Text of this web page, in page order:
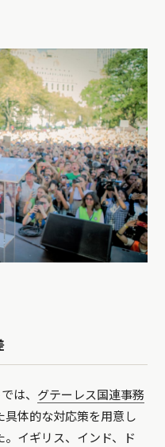
は、 グテーレス国連事務
具体的な対応策を用意し
イギリス、インド、ド